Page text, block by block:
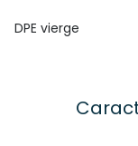
DPE vierge